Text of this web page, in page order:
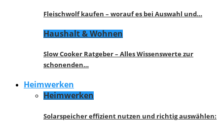
Fleischwolf kaufen – worauf es bei Auswahl und…
Haushalt & Wohnen
Slow Cooker Ratgeber – Alles Wissenswerte zur
schonenden…
Heimwerken
Heimwerken
Solarspeicher effizient nutzen und richtig auswählen: